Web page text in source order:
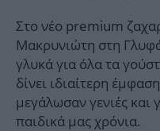
Στο νέο premium
Μακρυνιώτη στη
γλυκά για όλα τα
δίνει ιδιαίτερη
μεγάλωσαν γενιές και
παιδικά μας χρόνια.